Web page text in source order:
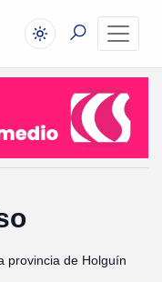
provincia de Holguín